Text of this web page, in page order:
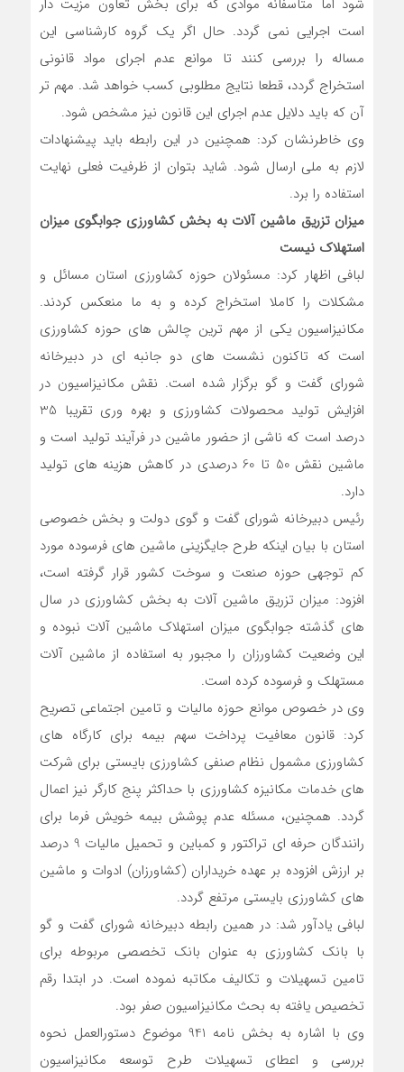
است اجرایی نمی گردد. حال اگر یک گروه کارشناسی این
مساله را بررسی کنند تا موانع عدم اجرای مواد قانونی
استخراج گردد، قطعا نتایج مطلوبی کسب خواهد شد. مهم تر
آن که باید دلایل عدم اجرای این قانون نیز مشخص شود.
وی خاطرنشان کرد: همچنین در این رابطه باید پیشنهادات
لازم به ملی ارسال شود. شاید بتوان از ظرفیت فعلی نهایت
استفاده را برد.
میزان تزریق ماشین آلات به بخش کشاورزی جوابگوی میزان
استهلاک نیست
لبافی اظهار کرد: مسئولان حوزه کشاورزی استان مسائل و
مشکلات را کاملا استخراج کرده و به ما منعکس کردند.
مکانیزاسیون یکی از مهم ترین چالش های حوزه کشاورزی
است که تاکنون نشست های دو جانبه ای در دبیرخانه
شورای گفت و گو برگزار شده است. نقش مکانیزاسیون در
افزایش تولید محصولات کشاورزی و بهره وری تقریبا 35
درصد است که ناشی از حضور ماشین در فرآیند تولید است و
ماشین نقش 50 تا 60 درصدی در کاهش هزینه های تولید
دارد.
رئیس دبیرخانه شورای گفت و گوی دولت و بخش خصوصی
استان با بیان اینکه طرح جایگزینی ماشین های فرسوده مورد
کم توجهی حوزه صنعت و سوخت کشور قرار گرفته است،
افزود: میزان تزریق ماشین آلات به بخش کشاورزی در سال
های گذشته جوابگوی میزان استهلاک ماشین آلات نبوده و
این وضعیت کشاورزان را مجبور به استفاده از ماشین آلات
مستهلک و فرسوده کرده است.
وی در خصوص موانع حوزه مالیات و تامین اجتماعی تصریح
کرد: قانون معافیت پرداخت سهم بیمه برای کارگاه های
کشاورزی مشمول نظام صنفی کشاورزی بایستی برای شرکت
های خدمات مکانیزه کشاورزی با حداکثر پنج کارگر نیز اعمال
گردد. همچنین، مسئله عدم پوشش بیمه خویش فرما برای
رانندگان حرفه ای تراکتور و کمباین و تحمیل مالیات 9 درصد
بر ارزش افزوده بر عهده خریداران (کشاورزان) ادوات و ماشین
های کشاورزی بایستی مرتفع گردد.
لبافی یادآور شد: در همین رابطه دبیرخانه شورای گفت و گو
با بانک کشاورزی به عنوان بانک تخصصی مربوطه برای
تامین تسهیلات و تکالیف مکاتبه نموده است. در ابتدا رقم
تخصیص یافته به بحث مکانیزاسیون صفر بود.
وی با اشاره به بخش نامه 941 موضوع دستورالعمل نحوه
بررسی و اعطای تسهیلات طرح توسعه مکانیزاسیون